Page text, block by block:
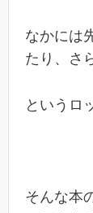
なかには
たり、さ
というロ
そんな本